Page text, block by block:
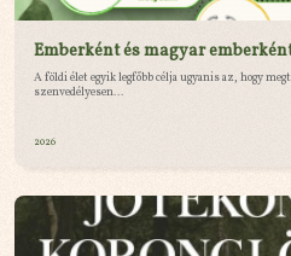
Emberként és magyar
A földi élet egyik legfőbb célja ugyanis az, hogy
szenvedélyesen...
2026